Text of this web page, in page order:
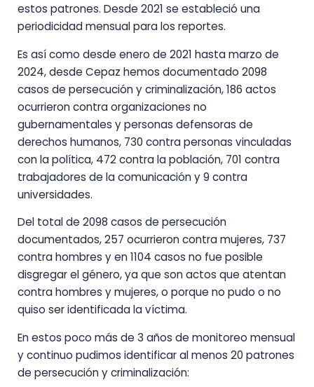
estos patrones. Desde 2021 se estableció una
periodicidad mensual para los reportes.
Es así como desde enero de 2021 hasta marzo de
2024, desde Cepaz hemos documentado 2098
casos de persecución y criminalización, 186 actos
ocurrieron contra organizaciones no
gubernamentales y personas defensoras de
derechos humanos, 730 contra personas vinculadas
con la política, 472 contra la población, 701 contra
trabajadores de la comunicación y 9 contra
universidades.
Del total de 2098 casos de persecución
documentados, 257 ocurrieron contra mujeres, 737
contra hombres y en 1104 casos no fue posible
disgregar el género, ya que son actos que atentan
contra hombres y mujeres, o porque no pudo o no
quiso ser identificada la víctima.
En estos poco más de 3 años de monitoreo mensual
y continuo pudimos identificar al menos 20 patrones
de persecución y criminalización: